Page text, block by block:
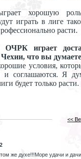
хорошую
играть в лиге
расти.
ОЧРК играет
Чехии, что вы
условия,
и соглашаются. Я
будет только расти.
<<
же духе!!!Море удачи и